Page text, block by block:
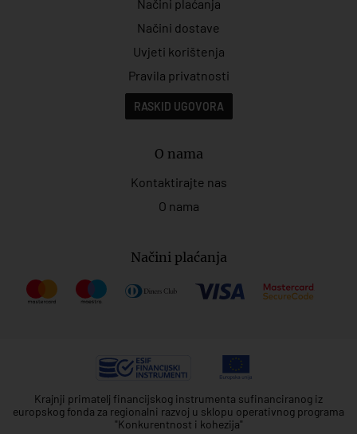
Načini plaćanja
Načini dostave
Uvjeti korištenja
Pravila privatnosti
RASKID UGOVORA
O nama
Kontaktirajte nas
O nama
Načini plaćanja
Krajnji primatelj financijskog instrumenta sufinanciranog iz
europskog fonda za regionalni razvoj u sklopu operativnog programa
"Konkurentnost i kohezija"